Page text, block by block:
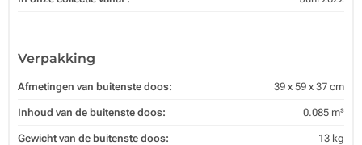
Verpakking
Afmetingen van buitenste doos: 39 x 59 x 37 cm
Inhoud van de buitenste doos: 0.085 m³
Gewicht van de buitenste doos: 13 kg